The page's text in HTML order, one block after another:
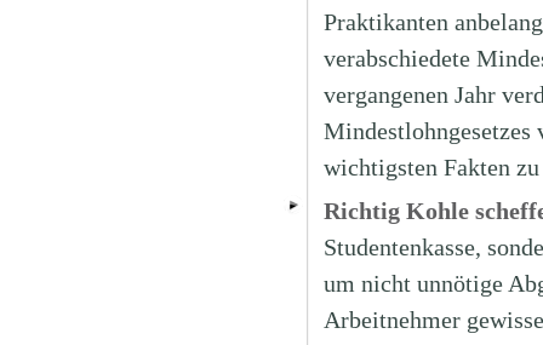
Praktikanten
verabschiedete
vergangenen Jahr
wichtigsten Fakten
Richtig Kohle
Studentenkasse,
um nicht unnötige
Arbeitnehmer